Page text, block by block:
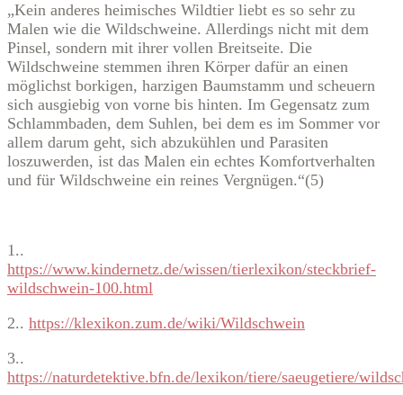
„Kein anderes heimisches Wildtier liebt es so sehr zu
Malen wie die Wildschweine. Allerdings nicht mit dem
Pinsel, sondern mit ihrer vollen Breitseite. Die
Wildschweine stemmen ihren Körper dafür an einen
möglichst borkigen, harzigen Baumstamm und scheuern
sich ausgiebig von vorne bis hinten. Im Gegensatz zum
Schlammbaden, dem Suhlen, bei dem es im Sommer vor
allem darum geht, sich abzukühlen und Parasiten
loszuwerden, ist das Malen ein echtes Komfortverhalten
und für Wildschweine ein reines Vergnügen.“(5)
1..
https://www.kindernetz.de/wissen/tierlexikon/steckbrief-
wildschwein-100.html
2.. https://klexikon.zum.de/wiki/Wildschwein
3..
https://naturdetektive.bfn.de/lexikon/tiere/saeugetiere/